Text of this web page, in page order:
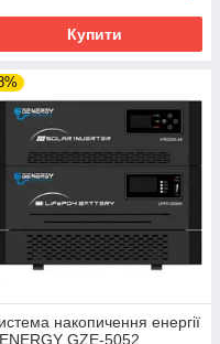
Купити
накопичення енергії
GZE-5052